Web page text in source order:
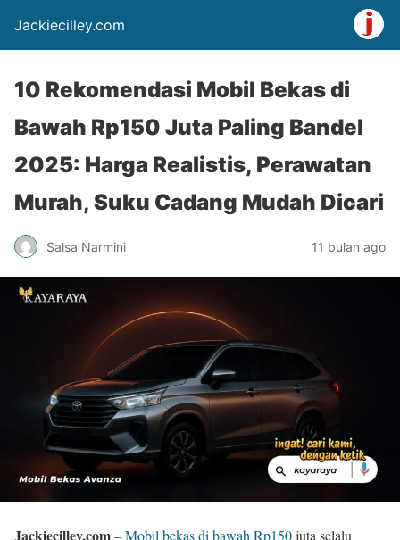
Jackiecilley.com
10 Rekomendasi Mobil Bekas di
Bawah Rp150 Juta Paling Bandel
2025: Harga Realistis, Perawatan
Murah, Suku Cadang Mudah Dicari
Salsa Narmini 11 bulan ago
Jackiecilley.com–Mobil bekas di bawah Rp150juta selalu